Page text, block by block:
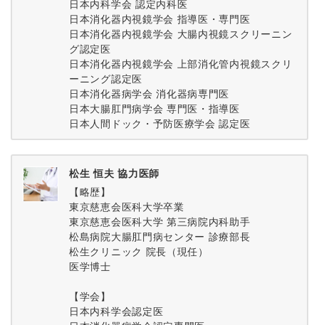
日本内科学会 認定内科医
日本消化器内視鏡学会 指導医・専門医
日本消化器内視鏡学会 大腸内視鏡スクリーニン
グ認定医
日本消化器内視鏡学会 上部消化管内視鏡スクリ
ーニング認定医
日本消化器病学会 消化器病専門医
日本大腸肛門病学会 専門医・指導医
日本人間ドック・予防医療学会 認定医
松生 恒夫 協力医師
【略歴】
東京慈恵会医科大学卒業
東京慈恵会医科大学 第三病院内科助手
松島病院大腸肛門病センター 診療部長
松生クリニック 院長（現任）
医学博士
【学会】
日本内科学会認定医